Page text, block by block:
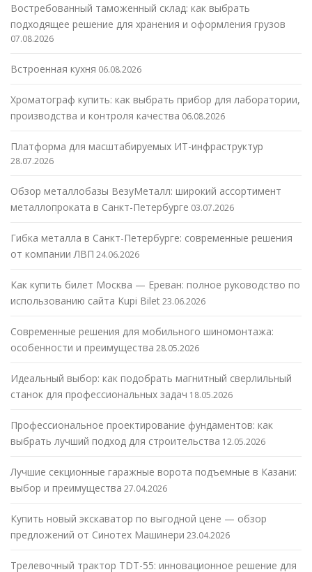
Востребованный таможенный склад: как выбрать
подходящее решение для хранения и оформления грузов
07.08.2026
Встроенная кухня 06.08.2026
Хроматограф купить: как выбрать прибор для лаборатории,
производства и контроля качества 06.08.2026
Платформа для масштабируемых ИТ-инфраструктур
28.07.2026
Обзор металлобазы ВезуМеталл: широкий ассортимент
металлопроката в Санкт-Петербурге 03.07.2026
Гибка металла в Санкт-Петербурге: современные решения
от компании ЛВП 24.06.2026
Как купить билет Москва — Ереван: полное руководство по
использованию сайта Kupi Bilet23.06.2026
Современные решения для мобильного шиномонтажа:
особенности и преимущества 28.05.2026
Идеальный выбор: как подобрать магнитный сверлильный
станок для профессиональных задач 18.05.2026
Профессиональное проектирование фундаментов: как
выбрать лучший подход для строительства 12.05.2026
Лучшие секционные гаражные ворота подъемные в Казани:
выбор и преимущества 27.04.2026
Купить новый экскаватор по выгодной цене — обзор
предложений от Синотех Машинери 23.04.2026
Трелевочный трактор TDT-55: инновационное решение для